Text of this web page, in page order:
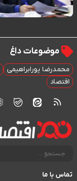
موضوعات داغ
محمدرضا پورابراهیمی
اقتصاد
تماس با ما